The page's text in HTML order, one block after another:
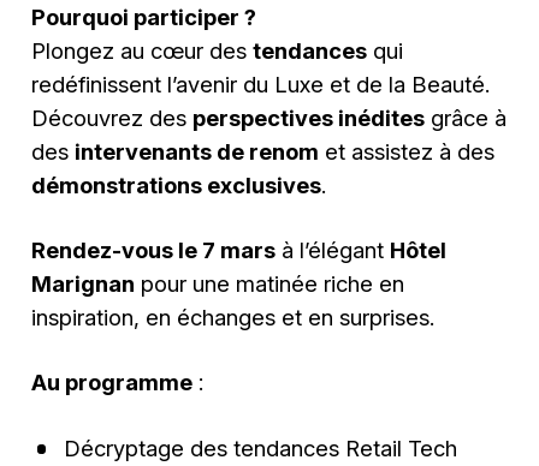
Pourquoi participer ?
Plongez au cœur destendances qui
redéfinissent l’avenir du Luxe et de la Beauté.
Découvrez des perspectives inédites grâce à
des intervenants de renom et assistez à des
démonstrations exclusives.
Rendez-vous le 7 mars à l’élégant Hôtel
Marignan pour une matinée riche en
inspiration, en échanges et en surprises.
Au programme :
Décryptage des tendances Retail Tech